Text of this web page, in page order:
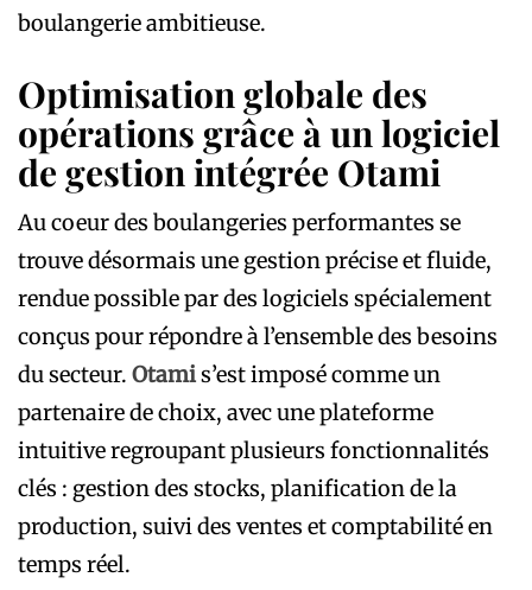
boulangerie ambitieuse.
Optimisation globale des
opérations grâce à un logiciel
de gestion intégrée Otami
Au coeur des boulangeries performantes se
trouve désormais une gestion précise et fluide,
rendue possible par des logiciels spécialement
conçus pour répondre à l’ensemble des besoins
du secteur. Otamis’est imposé comme un
partenaire de choix, avec une plateforme
intuitive regroupant plusieurs fonctionnalités
clés : gestion des stocks, planification de la
production, suivi des ventes et comptabilité en
temps réel.